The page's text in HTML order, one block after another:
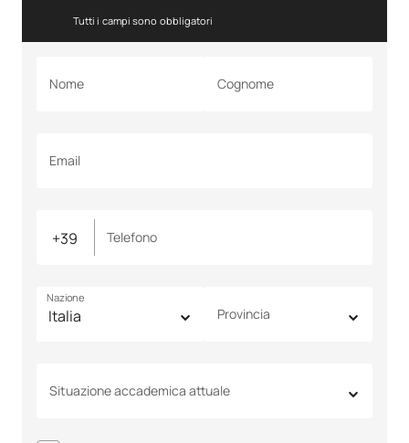
Tutti i campi sono obbligatori
Nome Cognome
Email
Telefono
Nazione
Provincia
Situazione accademica attuale